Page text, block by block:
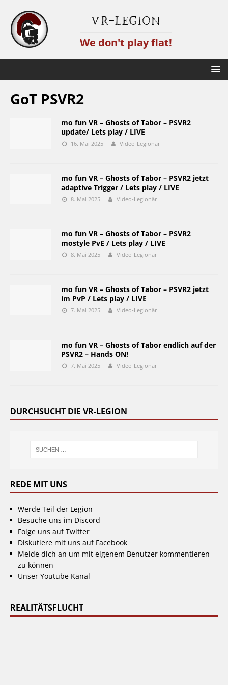
VR-Legion
We don't play flat!
GoT PSVR2
mo fun VR – Ghosts of Tabor – PSVR2
update/ Lets play / LIVE
16. Mai 2025 Video-Legionär
mo fun VR – Ghosts of Tabor – PSVR2 jetzt
adaptive Trigger / Lets play / LIVE
8. Mai 2025 Video-Legionär
mo fun VR – Ghosts of Tabor – PSVR2
mostyle PvE / Lets play / LIVE
8. Mai 2025 Video-Legionär
mo fun VR – Ghosts of Tabor – PSVR2 jetzt
im PvP / Lets play / LIVE
7. Mai 2025 Video-Legionär
mo fun VR – Ghosts of Tabor endlich auf der
PSVR2 – Hands ON!
7. Mai 2025 Video-Legionär
DURCHSUCHT DIE VR-LEGION
REDE MIT UNS
Werde Teil der Legion
Besuche uns im Discord
Folge uns auf Twitter
Diskutiere mit uns auf Facebook
Melde dich an um mit eigenem Benutzer kommentieren
zu können
Unser Youtube Kanal
REALITÄTSFLUCHT